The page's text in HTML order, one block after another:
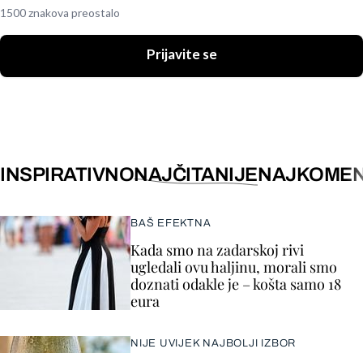
1500 znakova preostalo
Prijavite se
INSPIRATIVNONAJČITANIJE
BAŠ EFEKTNA
Kada smo na zadarskoj rivi
ugledali ovu haljinu, morali smo
doznati odakle je – košta samo 18
eura
NIJE UVIJEK NAJBOLJI IZBOR